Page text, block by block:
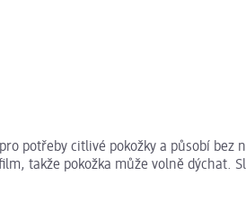
potřeby citlivé pokožky a působí bez
takže pokožka může volně dýchat.